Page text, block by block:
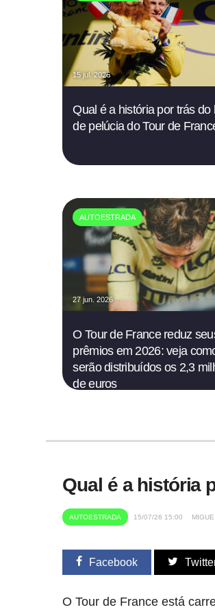
15 jul. 2026
Qual é a história por trás do
de pelúcia do Tour de
AUTOESTRADA
27 jun. 2026
O Tour de France reduz
prêmios em 2026: veja
serão distribuídos os 2,3
de euros
Qual é a história
AUTOESTRADA 15/07/26 15:00 MIGUE
Facebook
O Tour de France está